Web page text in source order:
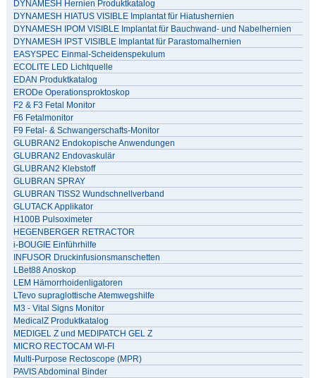
DYNAMESH Hernien Produktkatalog
DYNAMESH HIATUS VISIBLE Implantat für Hiatushernien
DYNAMESH IPOM VISIBLE Implantat für Bauchwand- und Nabelhernien
DYNAMESH IPST VISIBLE Implantat für Parastomalhernien
EASYSPEC Einmal-Scheidenspekulum
ECOLITE LED Lichtquelle
EDAN Produktkatalog
ERODe Operationsproktoskop
F2 & F3 Fetal Monitor
F6 Fetalmonitor
F9 Fetal- & Schwangerschafts-Monitor
GLUBRAN2 Endokopische Anwendungen
GLUBRAN2 Endovaskulär
GLUBRAN2 Klebstoff
GLUBRAN SPRAY
GLUBRAN TISS2 Wundschnellverband
GLUTACK Applikator
H100B Pulsoximeter
HEGENBERGER RETRACTOR
i-BOUGIE Einführhilfe
INFUSOR Druckinfusionsmanschetten
LBet88 Anoskop
LEM Hämorrhoidenligatoren
LTevo supraglottische Atemwegshilfe
M3 - Vital Signs Monitor
MedicalZ Produktkatalog
MEDIGEL Z und MEDIPATCH GEL Z
MICRO RECTOCAM WI-FI
Multi-Purpose Rectoscope (MPR)
PAVIS Abdominal Binder